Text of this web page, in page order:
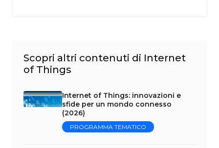
Scopri altri contenuti di Internet
of Things
Internet of Things: innovazioni e
sfide per un mondo connesso
(2026)
PROGRAMMA TEMATICO